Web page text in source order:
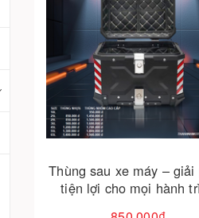
Thùng sau xe máy – giải
tiện lợi cho mọi hành
Cho vào giỏ hàng